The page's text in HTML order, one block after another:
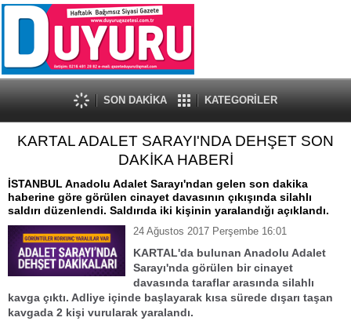
SON DAKİKA KATEGORİLER
KARTAL ADALET SARAYI'NDA DEHŞET SON
DAKİKA HABERİ
İSTANBUL Anadolu Adalet Sarayı'ndan gelen son dakika
haberine göre görülen cinayet davasının çıkışında silahlı
saldırı düzenlendi. Saldırıda iki kişinin yaralandığı açıklandı.
24 Ağustos 2017 Perşembe 16:01
KARTAL'da bulunan Anadolu Adalet
Sarayı'nda görülen bir cinayet
davasında taraflar arasında silahlı
kavga çıktı. Adliye içinde başlayarak kısa sürede dışarı taşan
kavgada 2 kişi vurularak yaralandı.